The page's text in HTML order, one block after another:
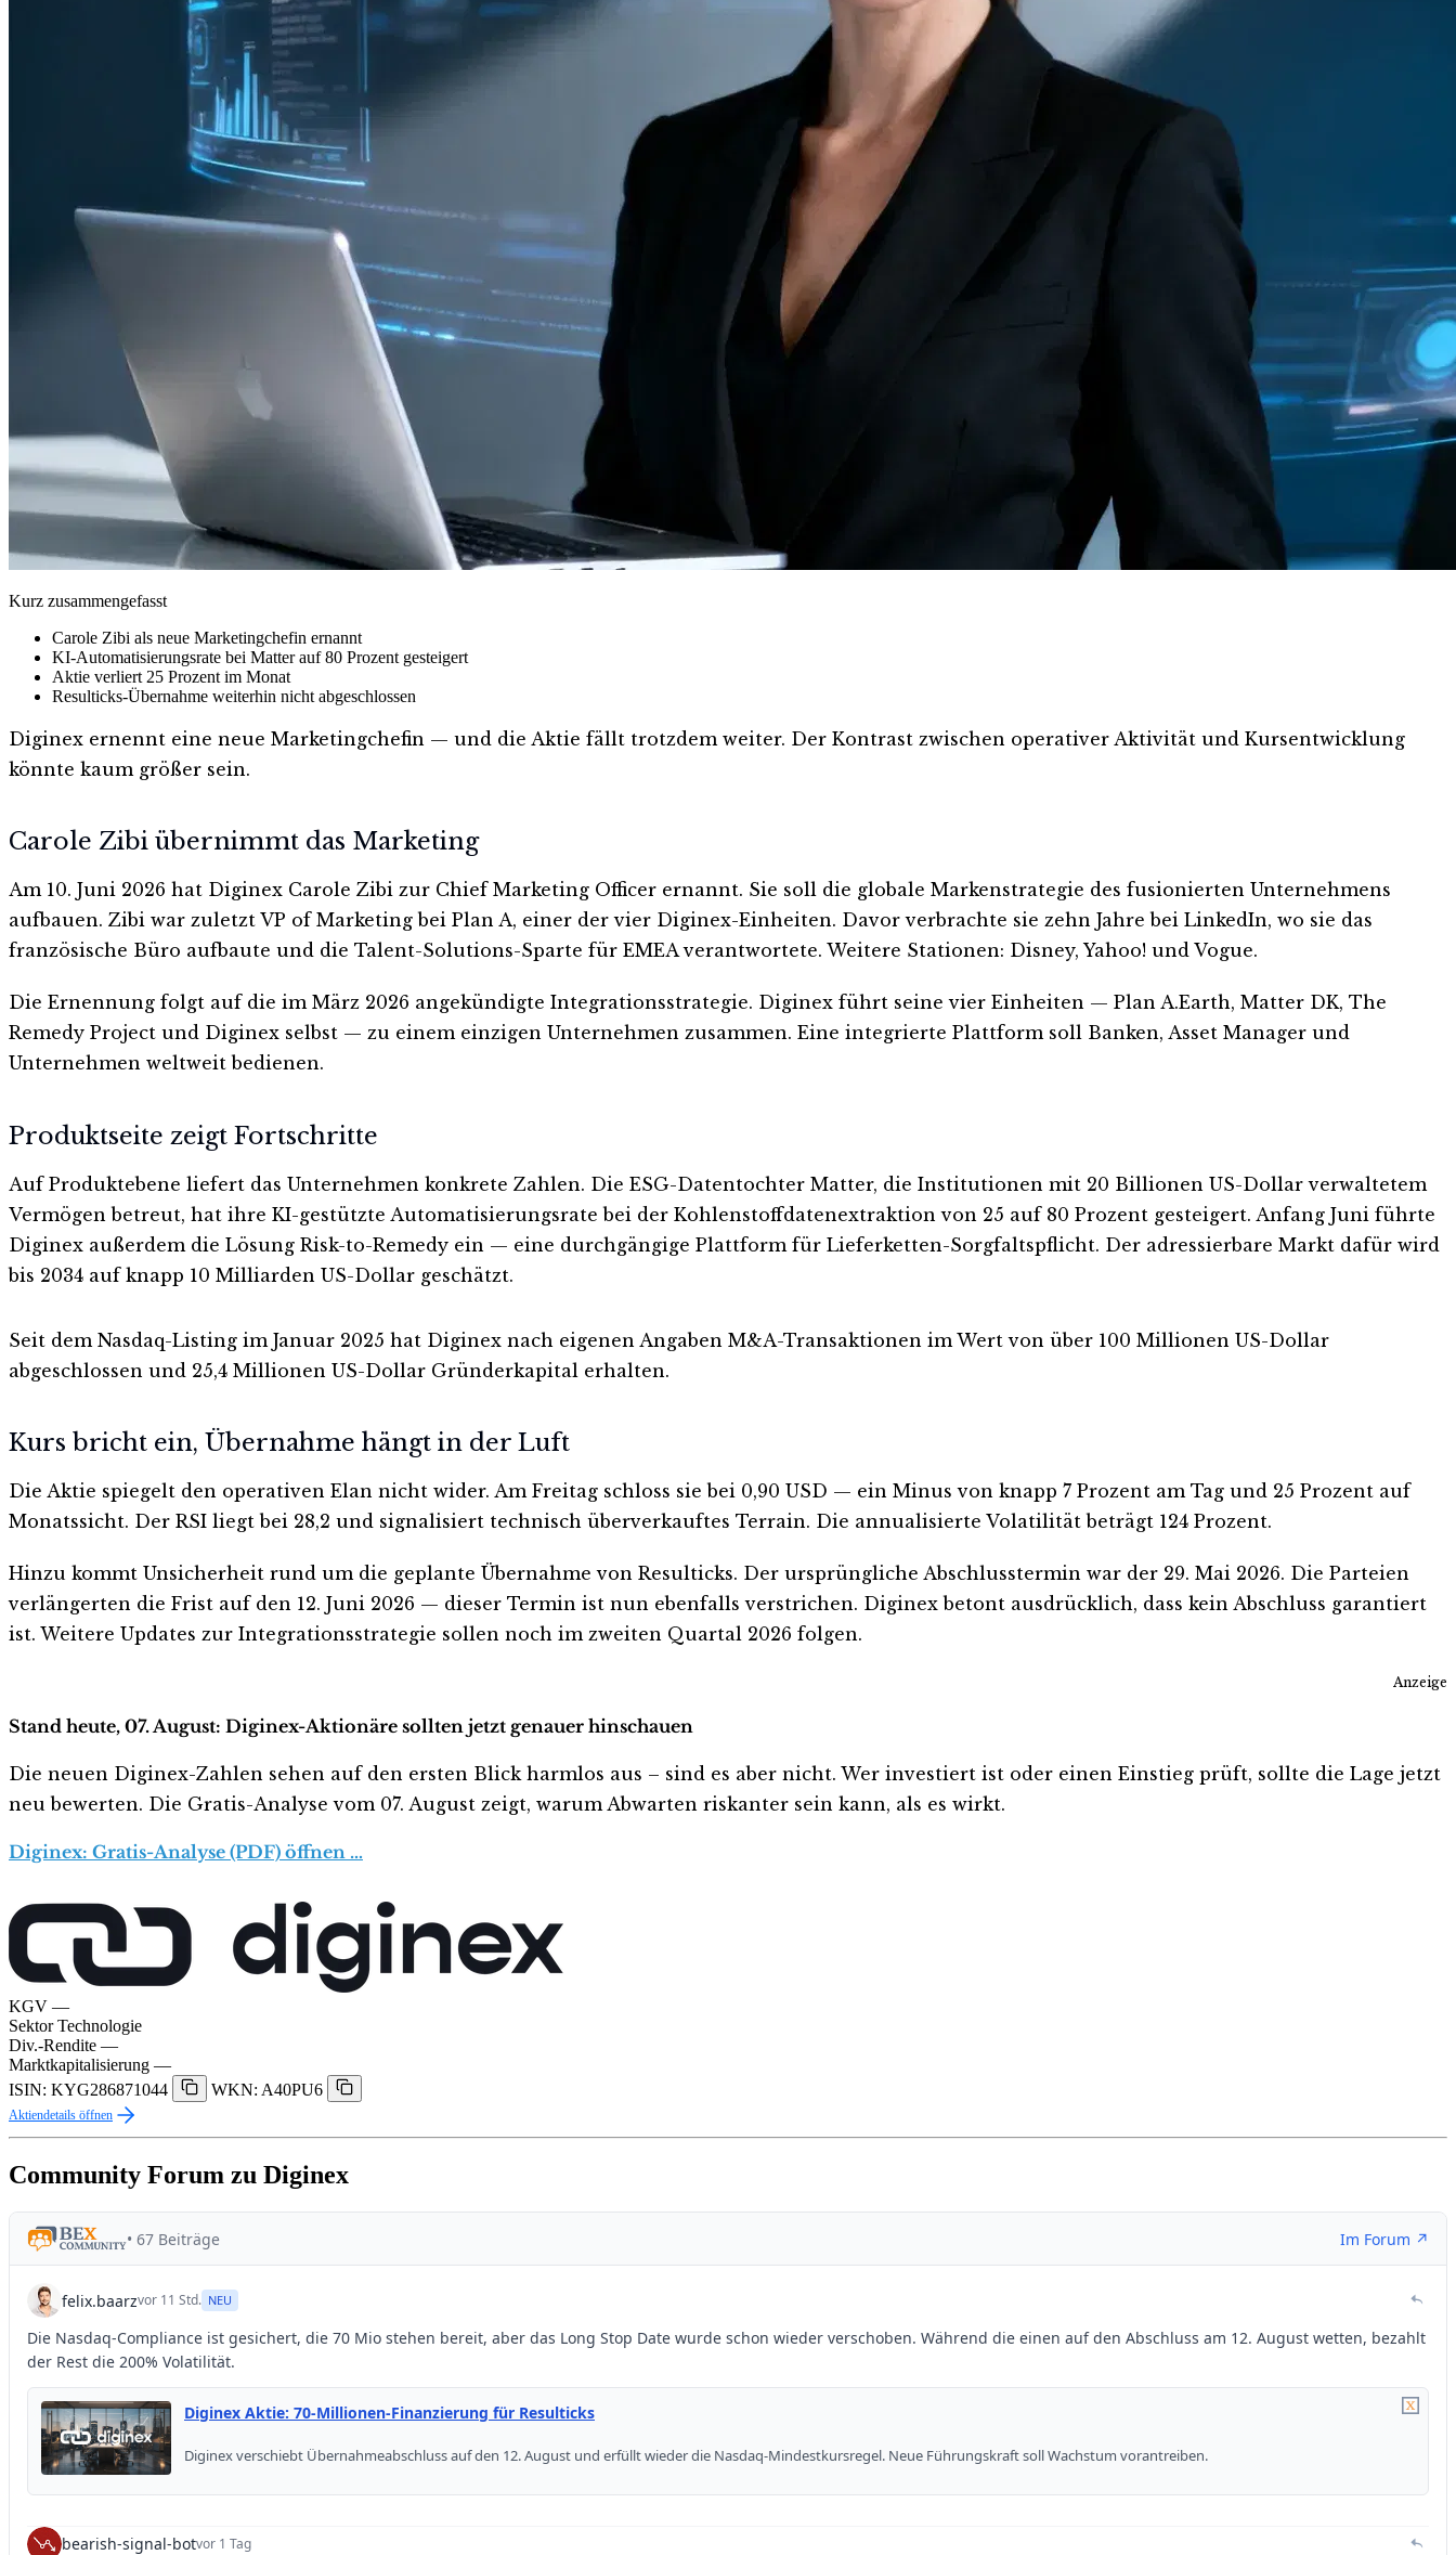
Kurz zusammengefasst
Carole Zibi als neue Marketingchefin ernannt
KI-Automatisierungsrate bei Matter auf 80 Prozent gesteigert
Aktie verliert 25 Prozent im Monat
Resulticks-Übernahme weiterhin nicht abgeschlossen
Diginex ernennt eine neue Marketingchefin — und die Aktie fällt trotzdem weiter. Der Kontrast zwischen operativer Aktivität und Kursentwicklung
könnte kaum größer sein.
Carole Zibi übernimmt das Marketing
Am 10. Juni 2026 hat Diginex Carole Zibi zur Chief Marketing Officer ernannt. Sie soll die globale Markenstrategie des fusionierten Unternehmens
aufbauen. Zibi war zuletzt VP of Marketing bei Plan A, einer der vier Diginex-Einheiten. Davor verbrachte sie zehn Jahre bei LinkedIn, wo sie das
französische Büro aufbaute und die Talent-Solutions-Sparte für EMEA verantwortete. Weitere Stationen: Disney, Yahoo! und Vogue.
Die Ernennung folgt auf die im März 2026 angekündigte Integrationsstrategie. Diginex führt seine vier Einheiten — Plan A.Earth, Matter DK, The
Remedy Project und Diginex selbst — zu einem einzigen Unternehmen zusammen. Eine integrierte Plattform soll Banken, Asset Manager und
Unternehmen weltweit bedienen.
Produktseite zeigt Fortschritte
Auf Produktebene liefert das Unternehmen konkrete Zahlen. Die ESG-Datentochter Matter, die Institutionen mit 20 Billionen US-Dollar verwaltetem
Vermögen betreut, hat ihre KI-gestützte Automatisierungsrate bei der Kohlenstoffdatenextraktion von 25 auf 80 Prozent gesteigert. Anfang Juni führte
Diginex außerdem die Lösung Risk-to-Remedy ein — eine durchgängige Plattform für Lieferketten-Sorgfaltspflicht. Der adressierbare Markt dafür wird
bis 2034 auf knapp 10 Milliarden US-Dollar geschätzt.
Seit dem Nasdaq-Listing im Januar 2025 hat Diginex nach eigenen Angaben M&A-Transaktionen im Wert von über 100 Millionen US-Dollar
abgeschlossen und 25,4 Millionen US-Dollar Gründerkapital erhalten.
Kurs bricht ein, Übernahme hängt in der Luft
Die Aktie spiegelt den operativen Elan nicht wider. Am Freitag schloss sie bei 0,90 USD — ein Minus von knapp 7 Prozent am Tag und 25 Prozent auf
Monatssicht. Der RSI liegt bei 28,2 und signalisiert technisch überverkauftes Terrain. Die annualisierte Volatilität beträgt 124 Prozent.
Hinzu kommt Unsicherheit rund um die geplante Übernahme von Resulticks. Der ursprüngliche Abschlusstermin war der 29. Mai 2026. Die Parteien
verlängerten die Frist auf den 12. Juni 2026 — dieser Termin ist nun ebenfalls verstrichen. Diginex betont ausdrücklich, dass kein Abschluss garantiert
ist. Weitere Updates zur Integrationsstrategie sollen noch im zweiten Quartal 2026 folgen.
Anzeige
Stand heute, 07. August: Diginex-Aktionäre sollten jetzt genauer hinschauen
Die neuen Diginex-Zahlen sehen auf den ersten Blick harmlos aus – sind es aber nicht. Wer investiert ist oder einen Einstieg prüft, sollte die Lage jetzt
neu bewerten. Die Gratis-Analyse vom 07. August zeigt, warum Abwarten riskanter sein kann, als es wirkt.
Diginex: Gratis-Analyse (PDF) öffnen …
KGV —
Sektor Technologie
Div.-Rendite —
Marktkapitalisierung —
ISIN: KYG286871044
WKN: A40PU6
Aktiendetails öffnen
Community Forum zu Diginex